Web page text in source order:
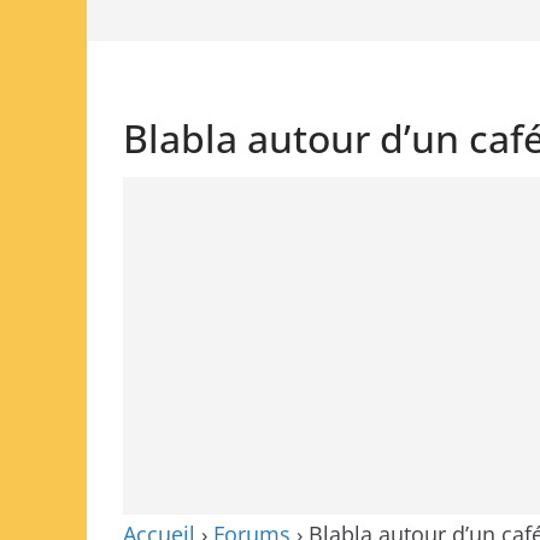
Blabla autour d’un
Accueil › Forums › Blabla autour d’un